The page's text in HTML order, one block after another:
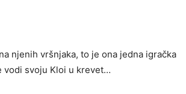
njenih vršnjaka, to je ona jedna igračka
vodi svoju Kloi u krevet…